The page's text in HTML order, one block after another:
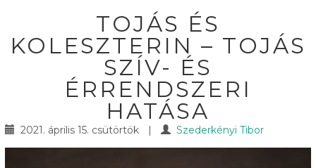
TOJÁS ÉS
KOLESZTERIN – TOJÁS
SZÍV- ÉS
ÉRRENDSZERI
HATÁSA
2021. április 15. csütörtök | Szederkényi Tibor